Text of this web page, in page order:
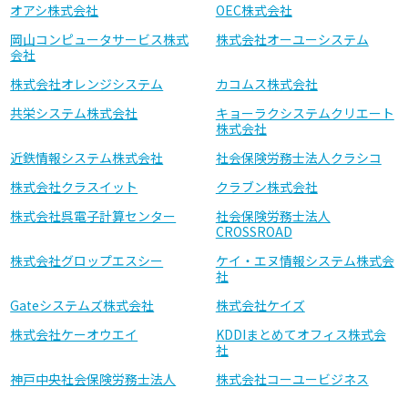
オアシ株式会社
OEC株式会社
岡山コンピュータサービス株式
会社
株式会社オーユーシステム
株式会社オレンジシステム
カコムス株式会社
共栄システム株式会社
キョーラクシステムクリエート
株式会社
近鉄情報システム株式会社
社会保険労務士法人クラシコ
株式会社クラスイット
クラブン株式会社
株式会社呉電子計算センター
社会保険労務士法人
CROSSROAD
株式会社グロップエスシー
ケイ・エヌ情報システム株式会
社
Gateシステムズ株式会社
株式会社ケイズ
株式会社ケーオウエイ
KDDIまとめてオフィス株式会
社
神戸中央社会保険労務士法人
株式会社コーユービジネス